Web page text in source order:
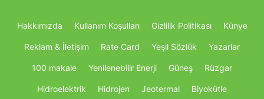
Hakkımızda Kullanım Koşulları Gizlilik Politikası Künye
Reklam & İletişim Rate Card Yeşil Sözlük Yazarlar
100 makale Yenilenebilir Enerji Güneş Rüzgar
Hidroelektrik Hidrojen Jeotermal Biyokütle